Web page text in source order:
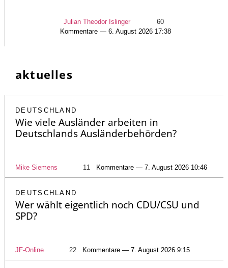
Julian Theodor Islinger
60
Kommentare — 6. August 2026 17:38
aktuelles
DEUTSCHLAND
Wie viele Ausländer arbeiten in
Deutschlands Ausländerbehörden?
Mike Siemens 11 Kommentare — 7. August 2026 10:46
DEUTSCHLAND
Wer wählt eigentlich noch CDU/CSU und
SPD?
JF-Online 22 Kommentare — 7. August 2026 9:15